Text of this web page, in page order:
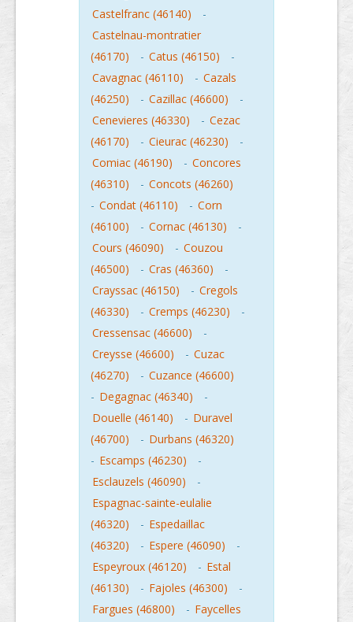
Castelfranc (46140)
-
Castelnau-montratier
(46170)
- Catus (46150)
-
Cavagnac (46110)
- Cazals
(46250)
- Cazillac (46600)
-
Cenevieres (46330)
- Cezac
(46170)
- Cieurac (46230)
-
Comiac (46190)
- Concores
(46310)
- Concots (46260)
- Condat (46110) - Corn
(46100)
- Cornac (46130)
-
Cours (46090)
- Couzou
(46500)
- Cras (46360)
-
Crayssac (46150)
- Cregols
(46330)
- Cremps (46230)
-
Cressensac (46600)
-
Creysse (46600)
- Cuzac
(46270)
- Cuzance (46600)
- Degagnac (46340)
-
Douelle (46140)
- Duravel
(46700)
- Durbans (46320)
- Escamps (46230)
-
Esclauzels (46090)
-
Espagnac-sainte-eulalie
(46320)
- Espedaillac
(46320)
- Espere (46090)
-
Espeyroux (46120)
- Estal
(46130)
- Fajoles (46300)
-
Fargues (46800)
- Faycelles